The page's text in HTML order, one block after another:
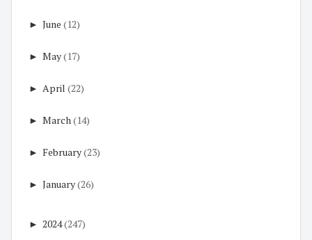
► June (12)
► May(17)
► April (22)
► March(14)
► February(23)
► January(26)
► 2024(247)